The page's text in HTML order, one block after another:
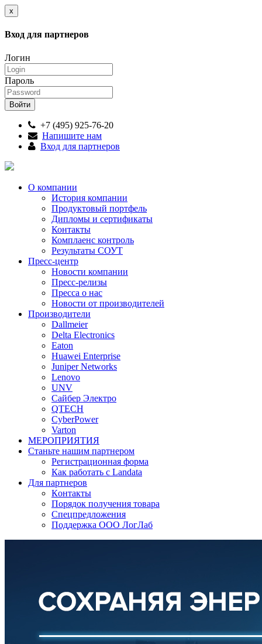
x
Вход для партнеров
Логин
Пароль
+7 (495) 925-76-20
Напишите нам
Вход для партнеров
О компании
История компании
Продуктовый портфель
Дипломы и сертификаты
Контакты
Комплаенс контроль
Результаты СОУТ
Пресс-центр
Новости компании
Пресс-релизы
Пресса о нас
Новости от производителей
Производители
Dallmeier
Delta Electronics
Eaton
Huawei Enterprise
Juniper Networks
Lenovo
UNV
Сайбер Электро
QTECH
CyberPower
Varton
МЕРОПРИЯТИЯ
Станьте нашим партнером
Регистрационная форма
Как работать с Landata
Для партнеров
Кoнтaкты
Порядок получения товара
Спецпредложения
Поддержка ООО ЛогЛаб